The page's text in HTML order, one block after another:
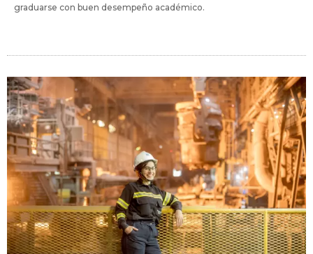
graduarse con buen desempeño académico.